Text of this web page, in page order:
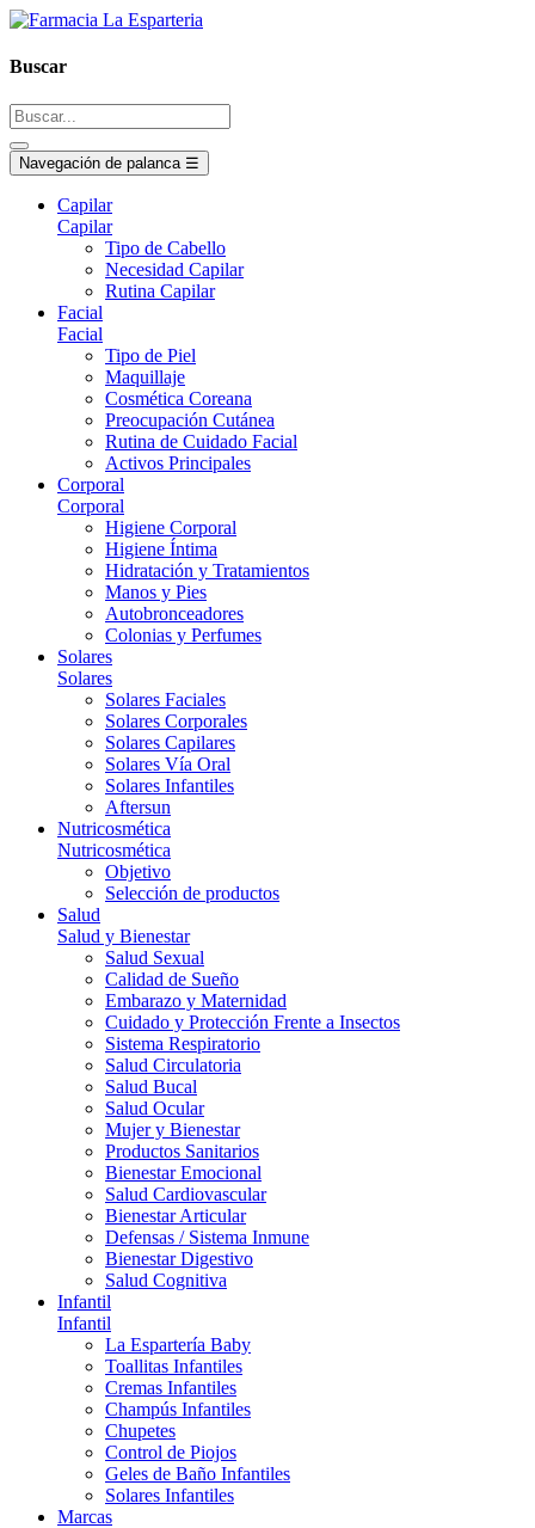
Buscar
Navegación de palanca ☰
Capilar
Capilar
Tipo de Cabello
Necesidad Capilar
Rutina Capilar
Facial
Facial
Tipo de Piel
Maquillaje
Cosmética Coreana
Preocupación Cutánea
Rutina de Cuidado Facial
Activos Principales
Corporal
Corporal
Higiene Corporal
Higiene Íntima
Hidratación y Tratamientos
Manos y Pies
Autobronceadores
Colonias y Perfumes
Solares
Solares
Solares Faciales
Solares Corporales
Solares Capilares
Solares Vía Oral
Solares Infantiles
Aftersun
Nutricosmética
Nutricosmética
Objetivo
Selección de productos
Salud
Salud y Bienestar
Salud Sexual
Calidad de Sueño
Embarazo y Maternidad
Cuidado y Protección Frente a Insectos
Sistema Respiratorio
Salud Circulatoria
Salud Bucal
Salud Ocular
Mujer y Bienestar
Productos Sanitarios
Bienestar Emocional
Salud Cardiovascular
Bienestar Articular
Defensas / Sistema Inmune
Bienestar Digestivo
Salud Cognitiva
Infantil
Infantil
La Espartería Baby
Toallitas Infantiles
Cremas Infantiles
Champús Infantiles
Chupetes
Control de Piojos
Geles de Baño Infantiles
Solares Infantiles
Marcas